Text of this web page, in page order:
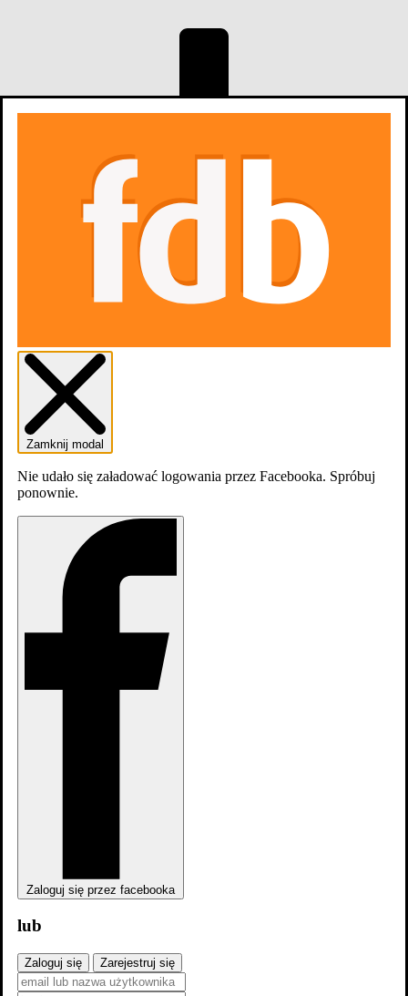
dodajobsadę
Zamknij modal
Nie udało się załadować logowania przez Facebooka. Spróbuj
ponownie.
Zaloguj się przez facebooka
lub
Zaloguj się Zarejestruj się